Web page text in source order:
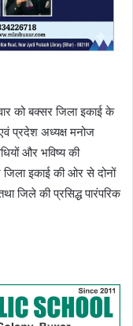
को बक्सर जिला इकाई के
प्रदेश अध्यक्ष मनोज
और भविष्य की
जिला इकाई की ओर से दोनों
जिले की प्रसिद्ध पारंपरिक